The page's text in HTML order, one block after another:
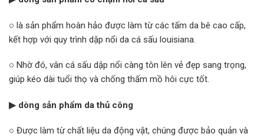
○ là sản phẩm hoàn hảo được làm từ các tấm da bê cao cấp,
kết hợp với quy trình dập nổi da cá sấu louisiana.
○ Nhờ đó, vân cá sấu dập nổi càng tôn lên vẻ đẹp sang trọng,
giúp kéo dài tuổi thọ và chống thấm mồ hôi cực tốt.
▶ dòng sản phẩm da thủ công
○ Được làm từ chất liệu da động vật, chúng được bảo quản và